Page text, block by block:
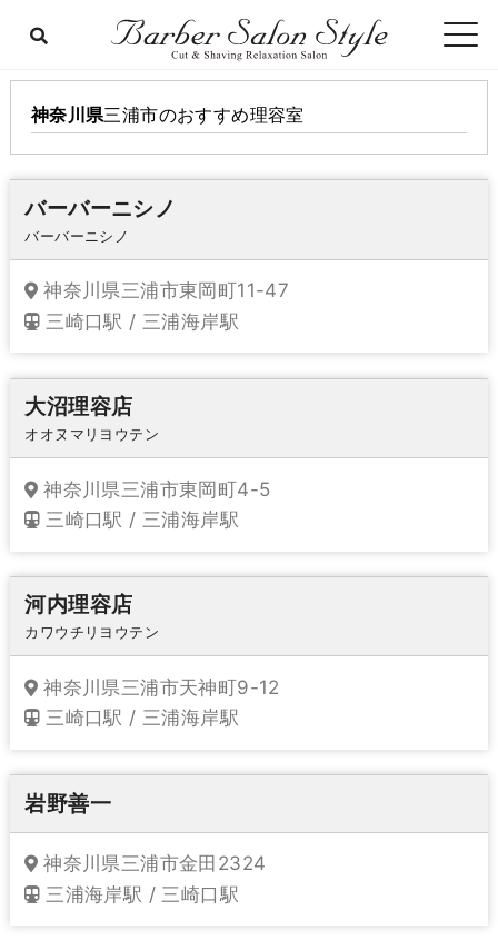
神奈川県三浦市のおすすめ理容室
バーバーニシノ
バーバーニシノ
神奈川県三浦市東岡町11-47
三崎口駅 / 三浦海岸駅
大沼理容店
オオヌマリヨウテン
神奈川県三浦市東岡町4-5
三崎口駅 / 三浦海岸駅
河内理容店
カワウチリヨウテン
神奈川県三浦市天神町9-12
三崎口駅 / 三浦海岸駅
岩野善一
神奈川県三浦市金田2324
三浦海岸駅 / 三崎口駅